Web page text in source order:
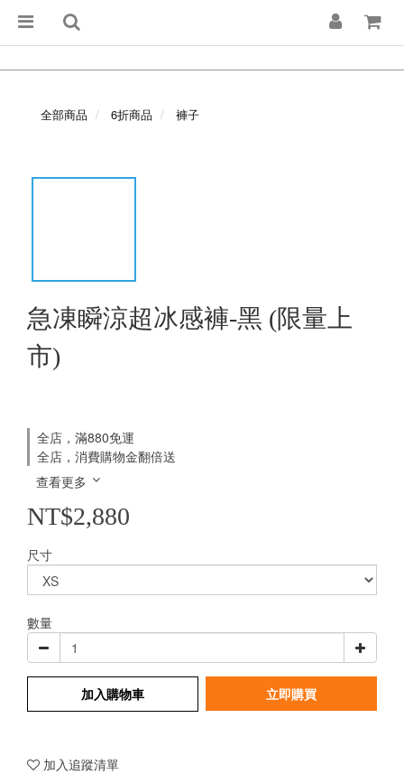
全部商品 6折商品 褲子
急凍瞬涼超冰感褲-黑 (限量上
市)
全店，滿880免運
全店，消費購物金翻倍送
查看更多
NT$2,880
尺寸
數量
加入購物車 立即購買
加入追蹤清單